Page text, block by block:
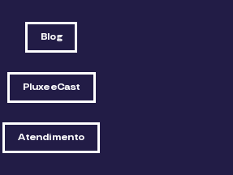
Blog
PluxeeCast
Atendimento